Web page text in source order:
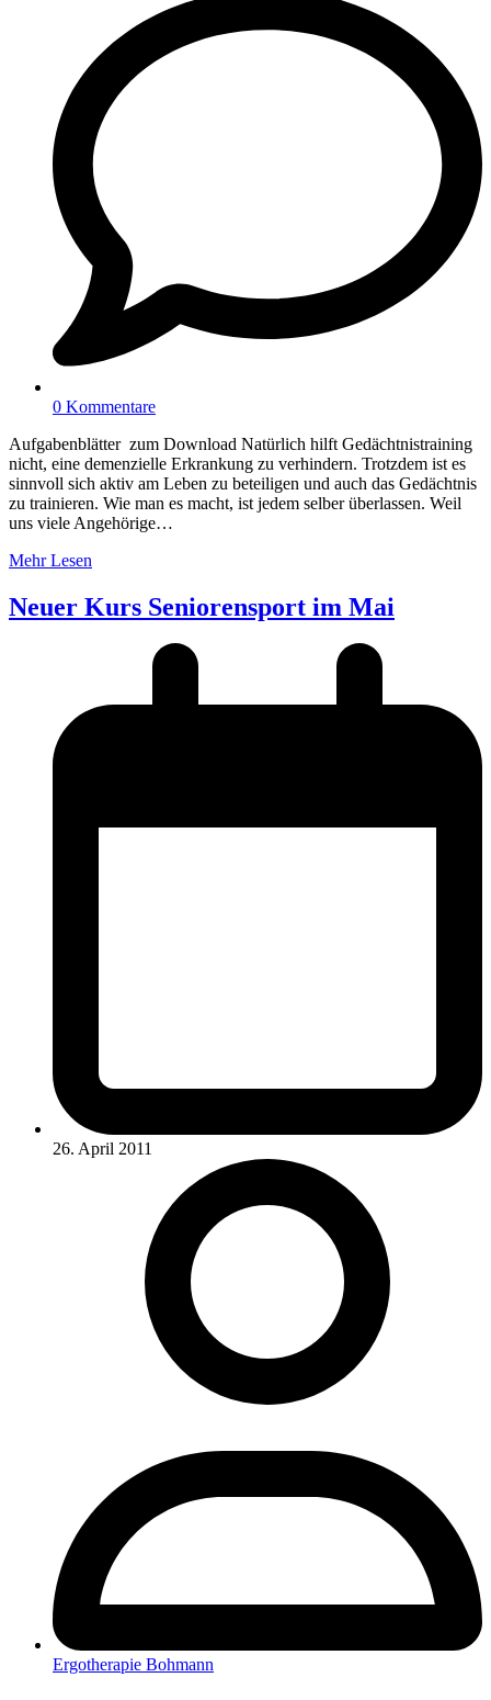
0 Kommentare
Aufgabenblätter zum Download Natürlich hilft Gedächtnistraining
nicht, eine demenzielle Erkrankung zu verhindern. Trotzdem ist es
sinnvoll sich aktiv am Leben zu beteiligen und auch das Gedächtnis
zu trainieren. Wie man es macht, ist jedem selber überlassen. Weil
uns viele Angehörige…
Mehr Lesen
Neuer Kurs Seniorensport im Mai
26. April 2011
Ergotherapie Bohmann